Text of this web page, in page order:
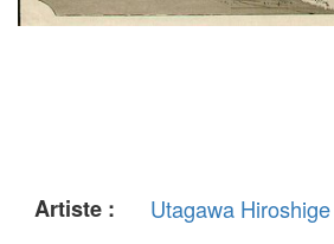
Artiste :
Utagawa